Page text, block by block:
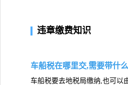
违章缴费知识
车船税在哪里交,需要带什
车船税要去地税局缴纳,也可以